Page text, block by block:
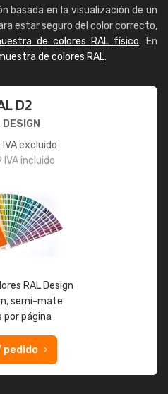
basada en la visualización de un
estar seguro del color correcto,
de colores RAL físico. En
de colores RAL.
D2
DESIGN
IVA excluido
IVA incluido
RAL Design
semi-mate
por página
pedido